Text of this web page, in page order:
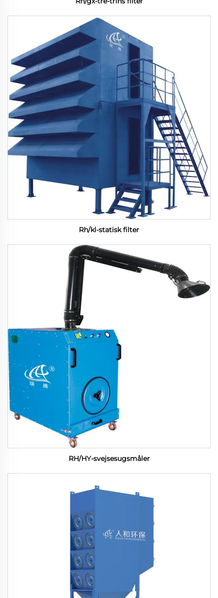
Rh/kl-statisk filter
RH/HY-svejsesugsmåler